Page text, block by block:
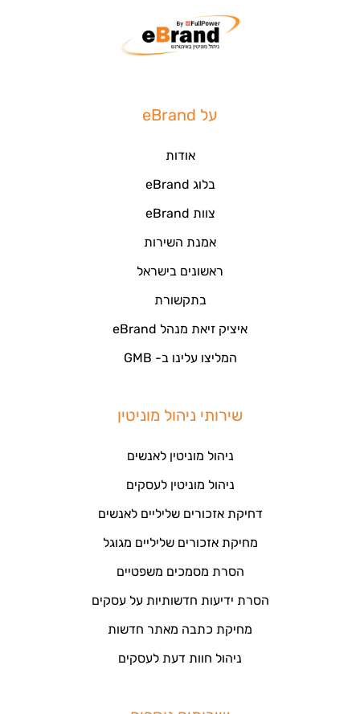
על eBrand
אודות
בלוג eBrand
צוות eBrand
אמנת השירות
ראשונים בישראל
בתקשורת
איציק זיאת מנהל eBrand
המליצו עלינו ב- GMB
שירותי ניהול מוניטין
ניהול מוניטין לאנשים
ניהול מוניטין לעסקים
דחיקת אזכורים שליליים לאנשים
מחיקת אזכורים שליליים מגוגל
הסרת מסמכים משפטיים
הסרת ידיעות חדשותיות על עסקים
מחיקת כתבה מאתר חדשות
ניהול חוות דעת לעסקים